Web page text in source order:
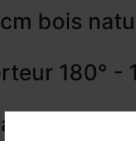
bois
180° -
180°